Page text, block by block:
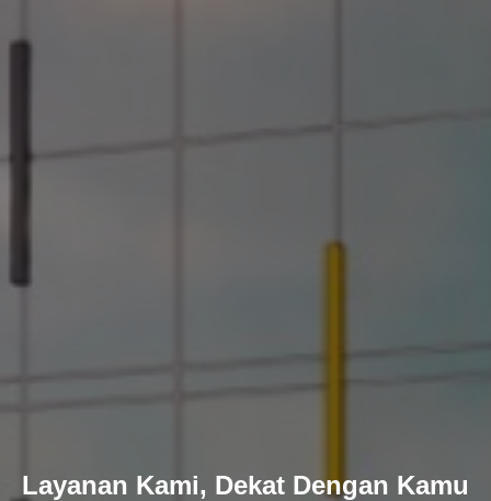
Layanan Kami, Dekat Dengan Kamu